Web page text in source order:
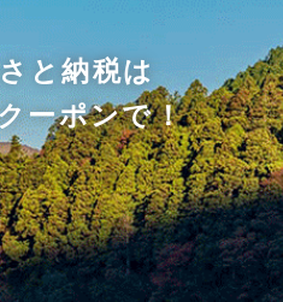
と納税は
ーポンで！